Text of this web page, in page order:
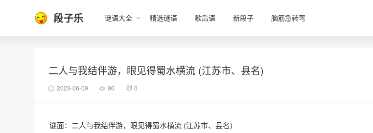
段子乐 谜语大全 精选谜语 歇后语 新段子 脑筋急转弯
二人与我结伴游，眼见得蜀水横流 (江苏市、县名)
2023-06-09 90 0
谜面：二人与我结伴游，眼见得蜀水横流 (江苏市、县名)